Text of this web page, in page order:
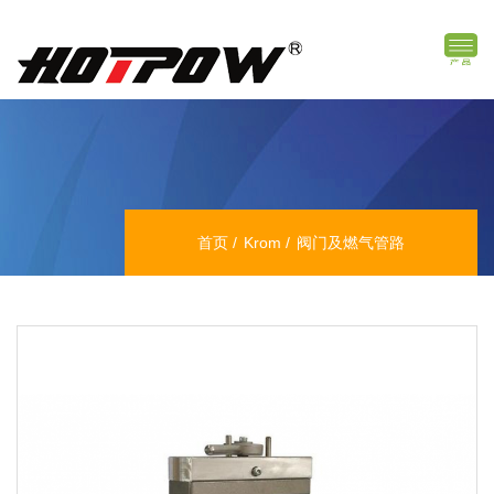
首页 Krom 阀门及燃气管路